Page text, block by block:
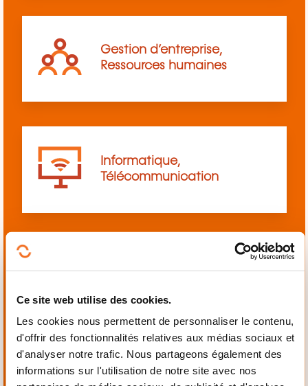
Ce site web utilise des cookies.
Les cookies nous permettent de personnaliser le contenu,
d'offrir des fonctionnalités relatives aux médias sociaux et
d'analyser notre trafic. Nous partageons également des
informations sur l'utilisation de notre site avec nos
Gestion d’entreprise,
Ressources humaines
Informatique,
Télécommunication
Mécanique,